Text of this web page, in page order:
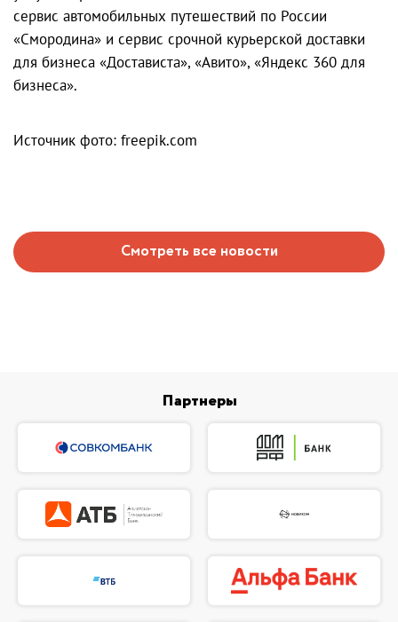
сервис автомобильных путешествий по России
«Смородина» и сервис срочной курьерской доставки
для бизнеса «Достависта», «Авито», «Яндекс 360 для
бизнеса».
Источник фото: freepik.com
Смотреть все новости
Партнеры